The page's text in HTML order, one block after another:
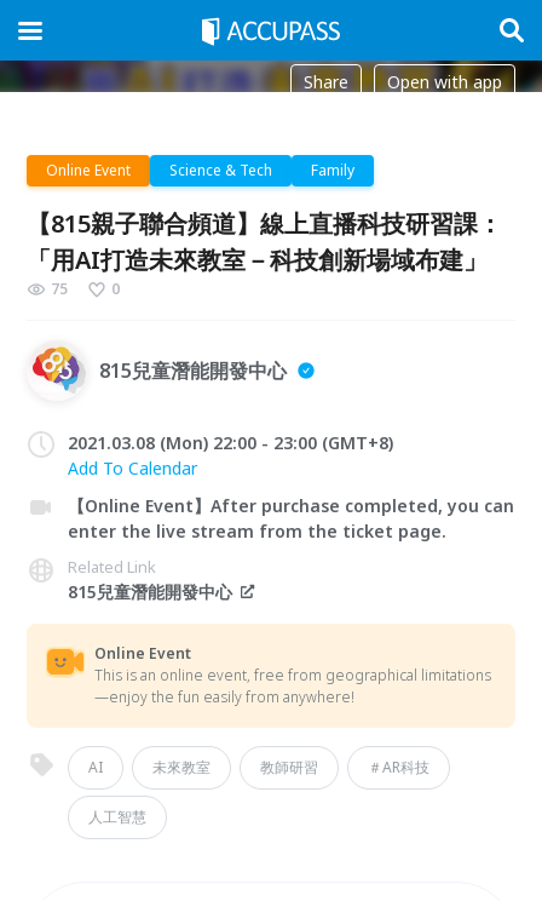
Share Open with app
Online Event Science & Tech Family
【815親子聯合頻道】線上直播科技研習課：
「用AI打造未來教室－科技創新場域布建」
75 0
815兒童潛能開發中心
2021.03.08 (Mon) 22:00 - 23:00 (GMT+8)
Add To Calendar
【Online Event】After purchase completed, you can
enter the live stream from the ticket page.
Related Link
815兒童潛能開發中心
Online Event
This is an online event, free from geographical limitations
—enjoy the fun easily from anywhere!
AI 未來教室 教師研習 ＃AR科技
人工智慧